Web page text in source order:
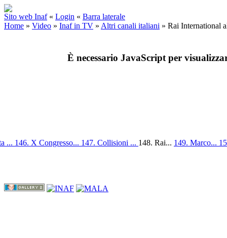
Sito web Inaf « Login « Barra laterale
Home » Video » Inaf in TV » Altri canali italiani » Rai International
È necessario JavaScript per
... 146. X Congresso... 147. Collisioni ... 148. Rai... 149. Marco...